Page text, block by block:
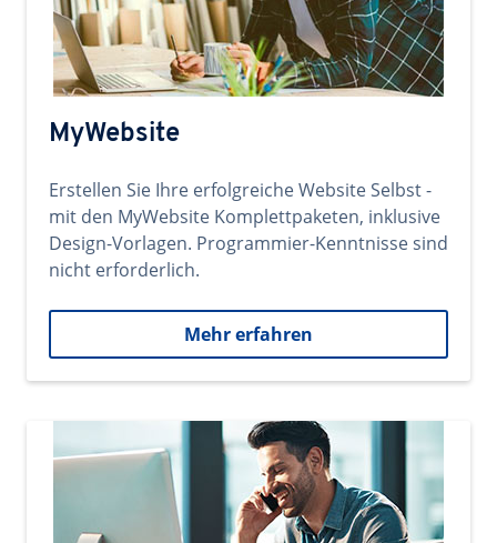
MyWebsite
Erstellen Sie Ihre erfolgreiche Website Selbst -
mit den MyWebsite Komplettpaketen, inklusive
Design-Vorlagen. Programmier-Kenntnisse sind
nicht erforderlich.
Mehr erfahren